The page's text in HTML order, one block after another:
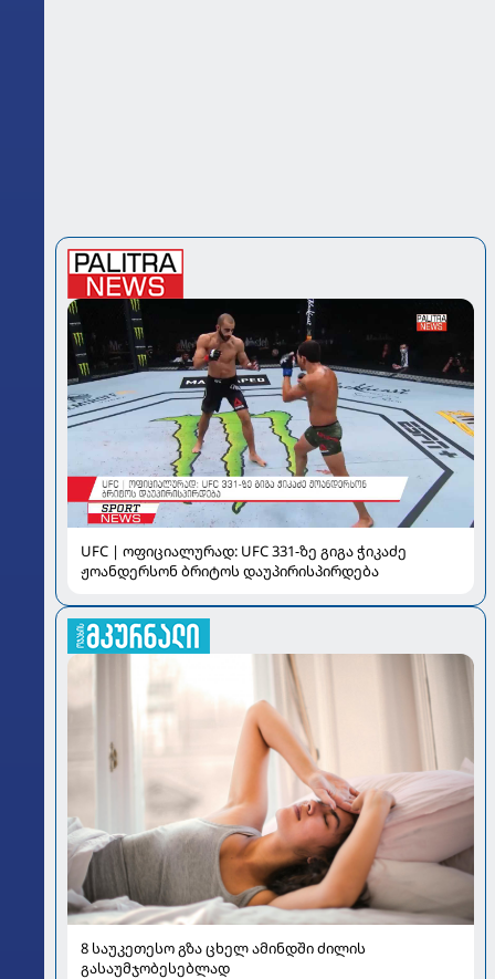
UFC | ოფიციალურად: UFC 331-ზე გიგა ჭიკაძე
ჟოანდერსონ ბრიტოს დაუპირისპირდება
8 საუკეთესო გზა ცხელ ამინდში ძილის
გასაუმჯობესებლად